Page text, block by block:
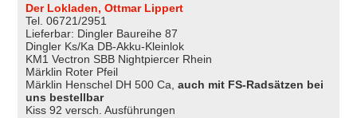
Der Lokladen, Ottmar Lippert
Tel. 06721/2951
Lieferbar: Dingler Baureihe 87
Dingler Ks/Ka DB-Akku-Kleinlok
KM1 Vectron SBB Nightpiercer Rhein
Märklin Roter Pfeil
Märklin Henschel DH 500 Ca,auch mit FS-Radsätzen bei
uns bestellbar
Kiss 92 versch. Ausführungen